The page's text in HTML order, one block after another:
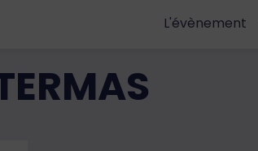
L'évènement